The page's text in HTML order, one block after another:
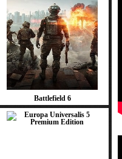
Battlefield 6